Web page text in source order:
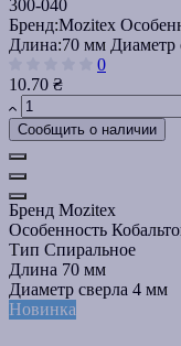
300-040
Бренд:Mozitex
Длина:70 мм Диаметр
0
10.70 ₴
Сообщить о наличии
Бренд Mozitex
Особенность
Тип Спиральное
Длина 70 мм
Диаметр сверла 4 мм
Новинка